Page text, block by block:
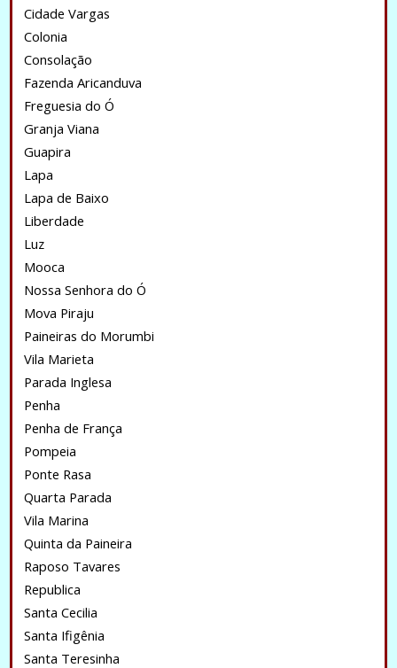
Cidade Vargas
Colonia
Consolação
Fazenda Aricanduva
Freguesia do Ó
Granja Viana
Guapira
Lapa
Lapa de Baixo
Liberdade
Luz
Mooca
Nossa Senhora do Ó
Mova Piraju
Paineiras do Morumbi
Vila Marieta
Parada Inglesa
Penha
Penha de França
Pompeia
Ponte Rasa
Quarta Parada
Vila Marina
Quinta da Paineira
Raposo Tavares
Republica
Santa Cecilia
Santa Ifigênia
Santa Teresinha